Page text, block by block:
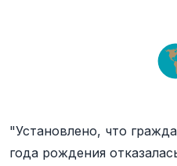
"Установлено, что
года рождения